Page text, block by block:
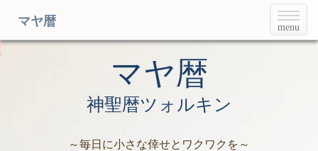
T
o
g
menu
マヤ暦
マヤ暦
神聖暦ツォルキン
～毎日に小さな倖せとワクワクを～